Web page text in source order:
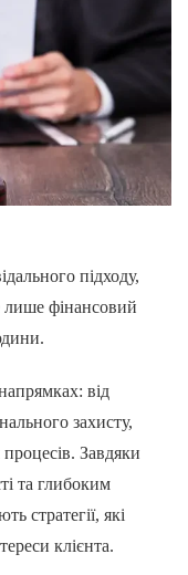
підходу,
лише фінансовий
від
захисту,
Завдяки
та глибоким
стратегії, які
клієнта.